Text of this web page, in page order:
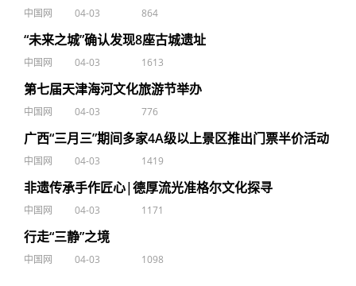
中国网 04-03 864
“未来之城”确认发现8座古城遗址
中国网 04-03 1613
第七届天津海河文化旅游节举办
中国网 04-03 776
广西“三月三”期间多家4A级以上景区推出门票半价活动
中国网 04-03 1419
非遗传承手作匠心|德厚流光准格尔文化探寻
中国网 04-03 1171
行走“三静”之境
中国网 04-03 1098